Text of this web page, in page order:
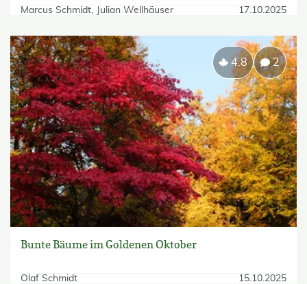
Marcus Schmidt Julian Wellhäuser 17.10.2025
Bunte Bäume im Goldenen Oktober
Olaf Schmidt 15.10.2025
4.8 2